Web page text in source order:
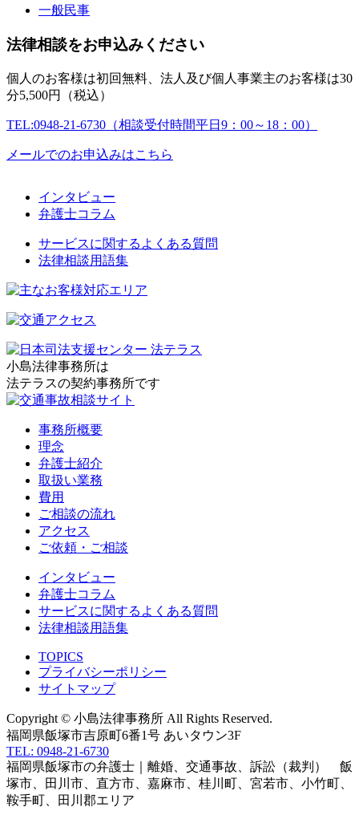
一般民事
法律相談をお申込みください
個人のお客様は初回無料、法人及び個人事業主のお客様は30
分5,500円（税込）
TEL:0948-21-6730（相談受付時間平日9：00～18：00）
メールでのお申込みはこちら
インタビュー
弁護士コラム
サービスに関するよくある質問
法律相談用語集
小島法律事務所は
法テラスの契約事務所です
事務所概要
理念
弁護士紹介
取扱い業務
費用
ご相談の流れ
アクセス
ご依頼・ご相談
インタビュー
弁護士コラム
サービスに関するよくある質問
法律相談用語集
TOPICS
プライバシーポリシー
サイトマップ
Copyright © 小島法律事務所 All Rights Reserved.
福岡県飯塚市吉原町6番1号 あいタウン3F
TEL: 0948-21-6730
福岡県飯塚市の弁護士｜離婚、交通事故、訴訟（裁判） 飯
塚市、田川市、直方市、嘉麻市、桂川町、宮若市、小竹町、
鞍手町、田川郡エリア